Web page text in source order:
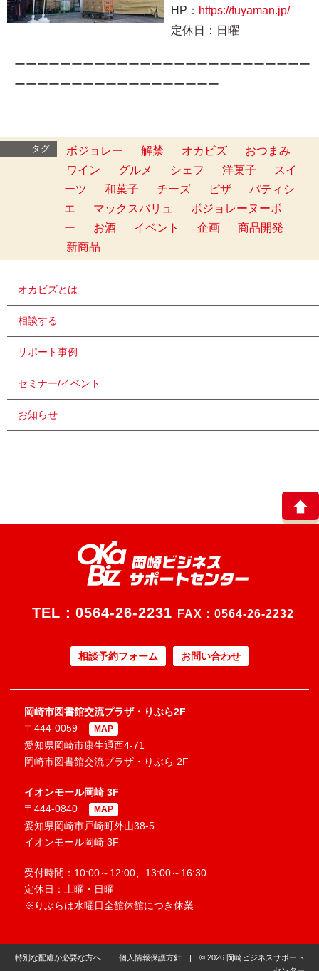
HP： https://fuyaman.jp/
定休日：日曜
ーーーーーーーーーーーーーーーーーーーーーーーーーー
ーーーーーーーーーーーーーーーーーー
タグ ボジョレー 解禁 オカビズ
おつまみ
ワイン
グルメ シェフ 洋菓子
スイ
ーツ
和菓子 チーズ ピザ
パティシ
エ
マックスバリュ
ボジョレーヌーボ
ー
お酒 イベント 企画
商品開発
新商品
オカビズとは
相談する
サポート事例
セミナー/イベント
お知らせ
TEL： 0564-26-2231 FAX：0564-26-2232
相談予約フォーム お問い合わせ
岡崎市図書館交流プラザ・りぶら2F
〒444-0059
MAP
愛知県岡崎市康生通西4-71
岡崎市図書館交流プラザ・りぶら 2F
イオンモール岡崎 3F
〒444-0840
MAP
愛知県岡崎市戸崎町外山38-5
イオンモール岡崎 3F
受付時間：10:00～12:00、13:00～16:30
定休日：土曜・日曜
※りぶらは水曜日全館休館につき休業
特別な配慮が必要な方へ | 個人情報保護方針 | © 2026 岡崎ビジネスサポート